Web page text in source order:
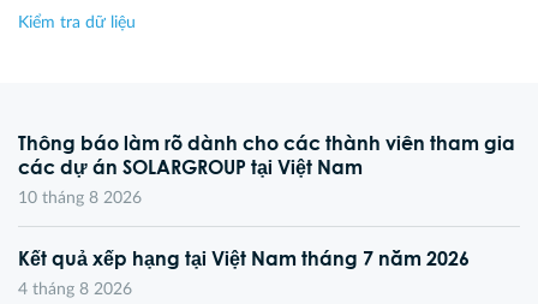
Kiểm tra dữ liệu
Thông báo làm rõ dành cho các thành viên tham gia
các dự án SOLARGROUP tại Việt Nam
10 tháng 8 2026
Kết quả xếp hạng tại Việt Nam tháng 7 năm 2026
4 tháng 8 2026